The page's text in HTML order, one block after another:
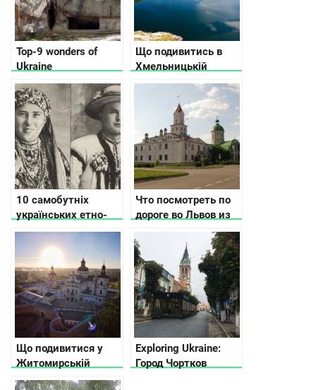
Top-9 wonders of
Ukraine
Що подивитись в
Хмельницькій
області
10 самобутніх
українських етно-
груп
Что посмотреть по
дороге во Львов из
Що подивитися у
Житомирській
області
Exploring Ukraine:
Город Чортков